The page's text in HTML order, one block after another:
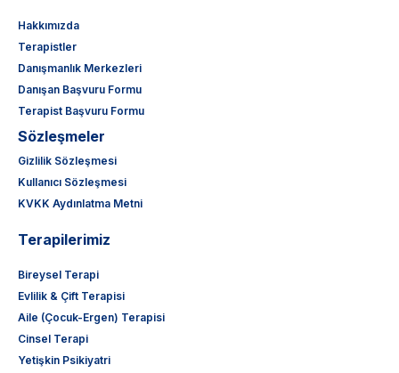
Hakkımızda
Terapistler
Danışmanlık Merkezleri
Danışan Başvuru Formu
Terapist Başvuru Formu
Sözleşmeler
Gizlilik Sözleşmesi
Kullanıcı Sözleşmesi
KVKK Aydınlatma Metni
Terapilerimiz
Bireysel Terapi
Evlilik & Çift Terapisi
Aile (Çocuk-Ergen) Terapisi
Cinsel Terapi
Yetişkin Psikiyatri